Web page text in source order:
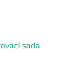
sada